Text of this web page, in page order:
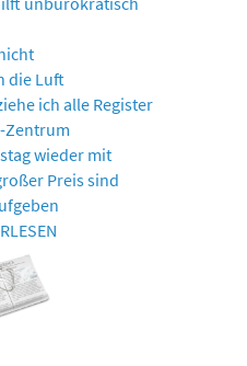
die Luft
ich alle Register
Zentrum
wieder mit
Preis sind